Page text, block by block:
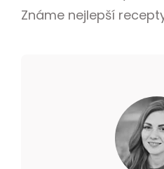
Známe nejlepší